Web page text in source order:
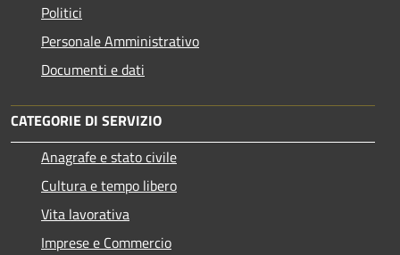
Politici
Personale Amministrativo
Documenti e dati
CATEGORIE DI SERVIZIO
Anagrafe e stato civile
Cultura e tempo libero
Vita lavorativa
Imprese e Commercio